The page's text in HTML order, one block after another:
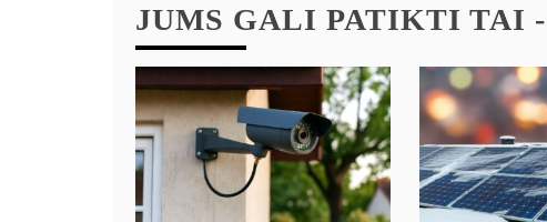
JUMS GALI PATIKTI TAI -